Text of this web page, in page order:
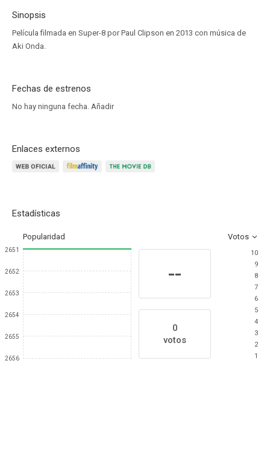
Sinopsis
Película filmada en Super-8 por Paul Clipson en 2013 con música de
Aki Onda.
Fechas de estrenos
No hay ninguna fecha. Añadir
Enlaces externos
Estadísticas
Popularidad Votos
2651
2652
2653
2654
2655
2656
--
0
votos
10
9
8
7
6
5
4
3
2
1